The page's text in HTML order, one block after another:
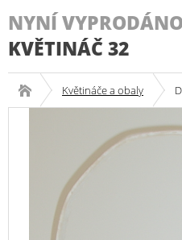
NYNÍ VYPRODÁNO
KVĚTINÁČ 32
Květináče a obaly